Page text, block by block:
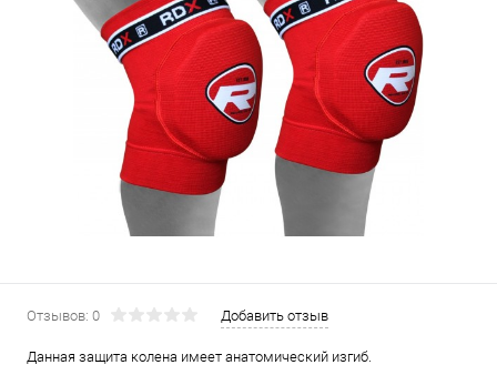
Отзывов: 0 Добавить отзыв
Данная защита колена имеет анатомический изгиб.